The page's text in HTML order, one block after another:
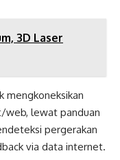
3D Laser
mengkoneksikan
web, lewat panduan
pergerakan
via data internet.